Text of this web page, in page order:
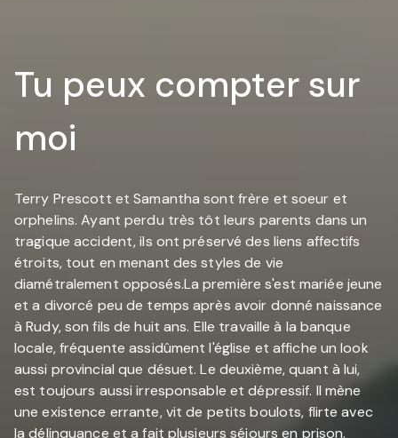
Tu peux compter sur
moi
Terry Prescott et Samantha sont frère et soeur et
orphelins. Ayant perdu très tôt leurs parents dans un
tragique accident, ils ont préservé des liens affectifs
étroits, tout en menant des styles de vie
diamétralement opposés.La première s'est mariée jeune
et a divorcé peu de temps après avoir donné naissance
à Rudy, son fils de huit ans. Elle travaille à la banque
locale, fréquente assidûment l'église et affiche un look
aussi provincial que désuet. Le deuxième, quant à lui,
est toujours aussi irresponsable et dépressif. Il mène
une existence errante, vit de petits boulots, flirte avec
la délinquance et a fait plusieurs séjours en prison.